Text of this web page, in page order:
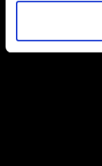
파악하기 위해 쿠
있습니다. 물론,
경우에는 사용자
개인 정보 처리